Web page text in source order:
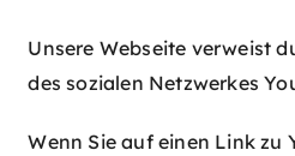
Unsere Webseite verweist
des sozialen Netzwerkes
Wenn Sie auf einen Link zu